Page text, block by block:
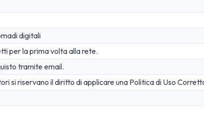
digitali
per la prima volta alla rete.
tramite email.
si riservano il diritto di applicare una Politica di Uso